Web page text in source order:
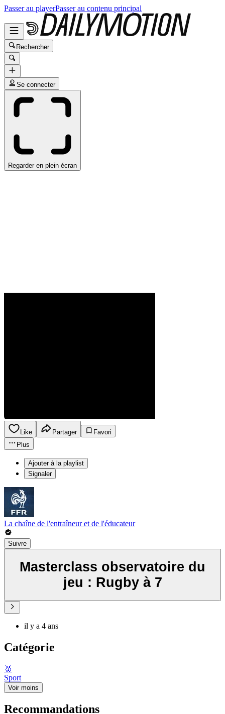
Passer au playerPasser au contenu principal
Rechercher
Se connecter
Regarder en plein écran
Like Partager
Favori
Plus
Ajouter à la playlist
Signaler
La chaîne de l'entraîneur et de l'éducateur
Suivre
Masterclass observatoire du
jeu : Rugby à 7
il y a 4 ans
Catégorie
🥇
Sport
Voir moins
Recommandations